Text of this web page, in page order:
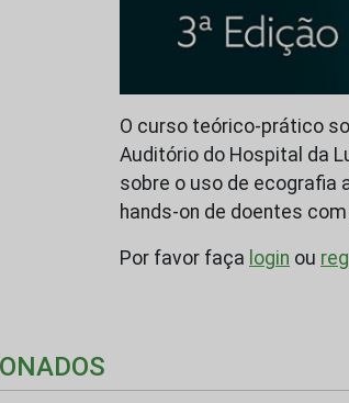
O curso teórico-prático
Auditório do Hospital da
sobre o uso de ecografia
hands-on de doentes
Por favor faça login ou